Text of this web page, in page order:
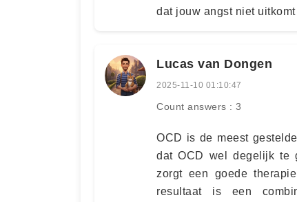
dat jouw angst niet
Lucas van Dongen
2025-11-10 01:10:47
Count answers : 3
OCD is de meest
dat OCD wel degelijk te
zorgt een goede
resultaat is een